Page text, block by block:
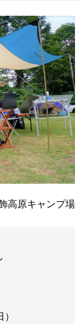
高原キャンプ場